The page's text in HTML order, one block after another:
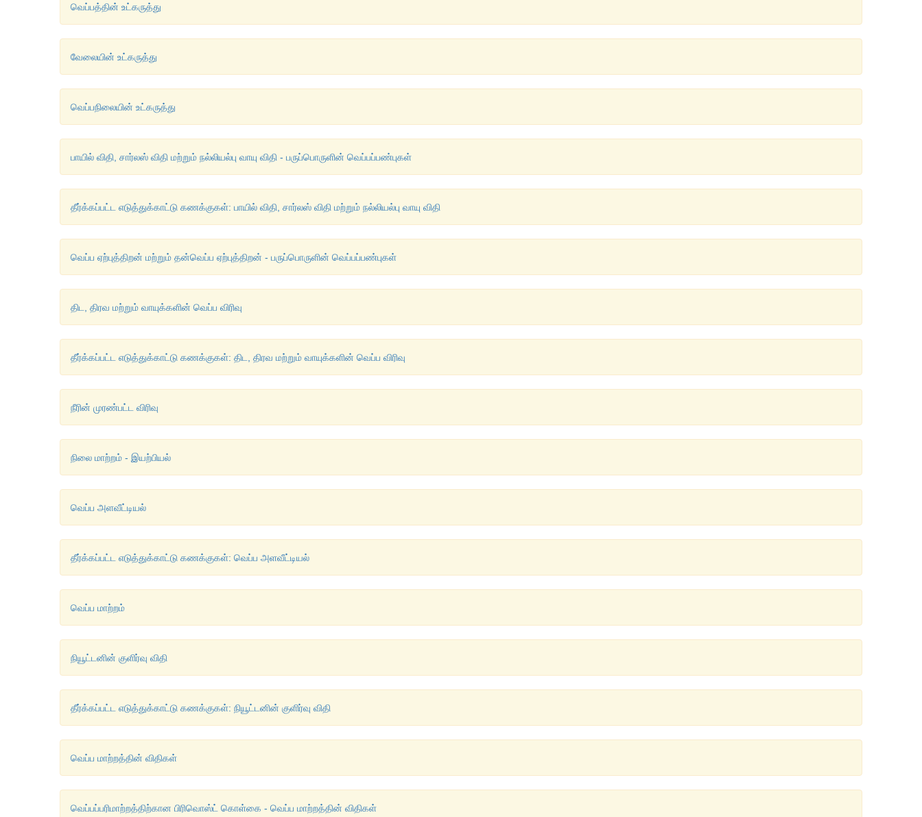
வெப்பத்தின் உட்கருத்து
வேலையின் உட்கருத்து
வெப்பநிலையின் உட்கருத்து
பாயில் விதி, சார்லஸ் விதி மற்றும் நல்லியல்பு வாயு விதி - பருப்பொருளின் வெப்பப்பண்புகள்
தீர்க்கப்பட்ட எடுத்துக்காட்டு கணக்குகள்: பாயில் விதி, சார்லஸ் விதி மற்றும் நல்லியல்பு வாயு விதி
வெப்ப ஏற்புத்திறன் மற்றும் தன்வெப்ப ஏற்புத்திறன் - பருப்பொருளின் வெப்பப்பண்புகள்
திட, திரவ மற்றும் வாயுக்களின் வெப்ப விரிவு
தீர்க்கப்பட்ட எடுத்துக்காட்டு கணக்குகள்: திட, திரவ மற்றும் வாயுக்களின் வெப்ப விரிவு
நீரின் முரண்பட்ட விரிவு
நிலை மாற்றம் - இயற்பியல்
வெப்ப அளவீட்டியல்
தீர்க்கப்பட்ட எடுத்துக்காட்டு கணக்குகள்: வெப்ப அளவீட்டியல்
வெப்ப மாற்றம்
நியூட்டனின் குளிர்வு விதி
தீர்க்கப்பட்ட எடுத்துக்காட்டு கணக்குகள்: நியூட்டனின் குளிர்வு விதி
வெப்ப மாற்றத்தின் விதிகள்
வெப்பப்பரிமாற்றத்திற்கான பிரிவொஸ்ட் கொள்கை - வெப்ப மாற்றத்தின் விதிகள்